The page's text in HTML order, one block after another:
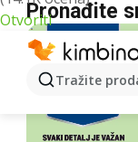
Otvoriti
Tražite
Pronađite